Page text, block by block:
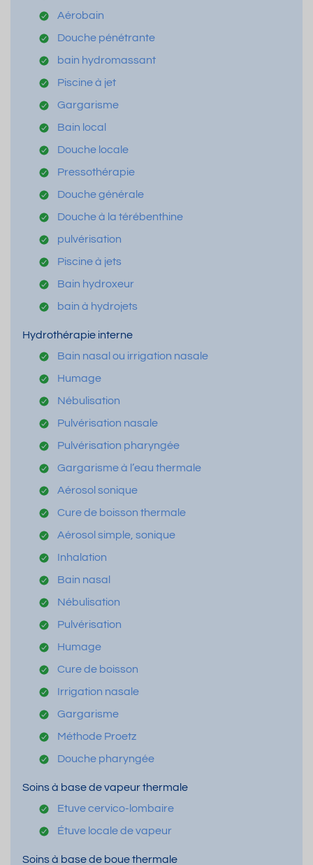
Aérobain
Douche pénétrante
bain hydromassant
Piscine à jet
Gargarisme
Bain local
Douche locale
Pressothérapie
Douche générale
Douche à la térébenthine
pulvérisation
Piscine à jets
Bain hydroxeur
bain à hydrojets
Hydrothérapie interne
Bain nasal ou irrigation nasale
Humage
Nébulisation
Pulvérisation nasale
Pulvérisation pharyngée
Gargarisme à l’eau thermale
Aérosol sonique
Cure de boisson thermale
Aérosol simple, sonique
Inhalation
Bain nasal
Nébulisation
Pulvérisation
Humage
Cure de boisson
Irrigation nasale
Gargarisme
Méthode Proetz
Douche pharyngée
Soins à base de vapeur thermale
Etuve cervico-lombaire
Étuve locale de vapeur
Soins à base de boue thermale